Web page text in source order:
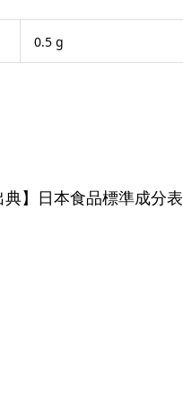
0.5 g
典】日本食品標準成分